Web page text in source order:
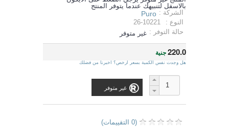
بالاسفل لتنبيهك عندما يتوفر المنتج
الشركة : Puro
النوع :
26-10221
حالة التوفر : غير متوفر
220.0جنية
هل وجدت نفس الكمية بسعر ارخص؟ اخبرنا من فضلك
غير متوفر
(0 التقييمات)